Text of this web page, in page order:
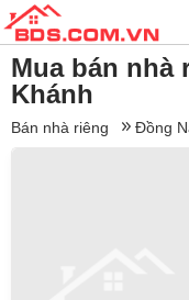
Mua bán nhà
Khánh
Bán nhà riêng Đồng